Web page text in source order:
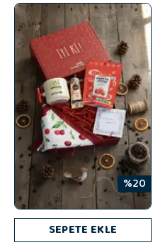
%20
SEPETE EKLE